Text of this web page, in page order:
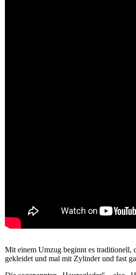
Mit einem Umzug beginnt es traditionell,
gekleidet und mal mit Zylinder und fast